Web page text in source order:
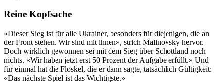
Reine Kopfsache
«Dieser Sieg ist für alle Ukrainer, besonders für diejenigen, die an
der Front stehen. Wir sind mit ihnen», strich Malinovsky hervor.
Doch wirklich gewonnen sei mit dem Sieg über Schottland noch
nichts. «Wir haben jetzt erst 50 Prozent der Aufgabe erfüllt.» Und
für einmal hat die Floskel, die er dann sagte, tatsächlich Gültigkeit:
«Das nächste Spiel ist das Wichtigste.»